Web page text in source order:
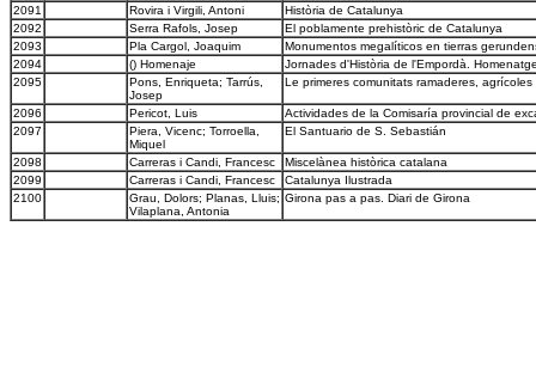
2091
Rovira i Virgili, Antoni
Història de Catalunya
2092
Serra Rafols, Josep
El poblamente prehistòric de Catalunya
2093
Pla Cargol, Joaquim
Monumentos megalíticos en tierras
2094
() Homenaje
Jornades d'Història de l'Empordà.
2095
Pons, Enriqueta; Tarrús,
Josep
Le primeres comunitats ramaderes,
2096 Pericot, Luis
Actividades de la Comisaría provincial de
2097
Piera, Vicenc; Torroella,
Miquel
El Santuario de S. Sebastián
2098 Carreras i Candi, Francesc
Miscelànea històrica catalana
2099
Carreras i Candi, Francesc
Catalunya Ilustrada
2100
Grau, Dolors; Planas, Lluis;
Vilaplana, Antonia
Girona pas a pas. Diari de Girona